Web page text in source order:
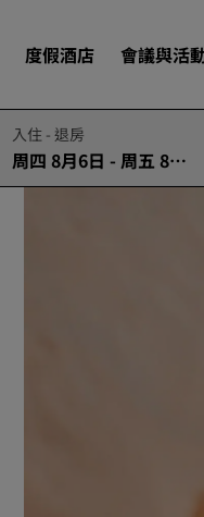
度假酒店 會議與活
入住 - 退房
周四 8月6日 - 周五 8月
7日